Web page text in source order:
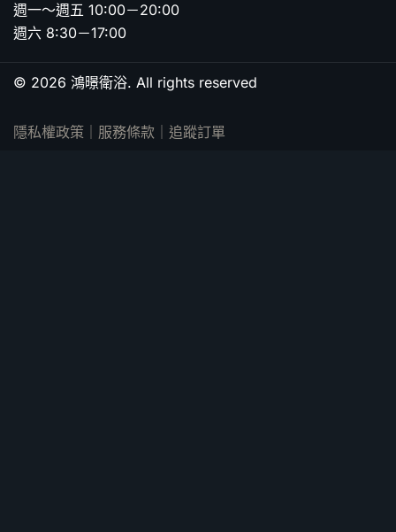
週一～週五 10:00－20:00
週六 8:30－17:00
© 2026 鴻暻衛浴. All rights reserved
隱私權政策 服務條款 追蹤訂單